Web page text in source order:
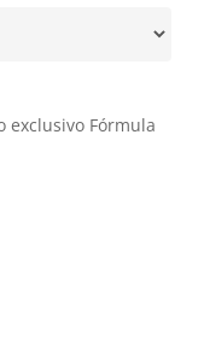
exclusivo Fórmula